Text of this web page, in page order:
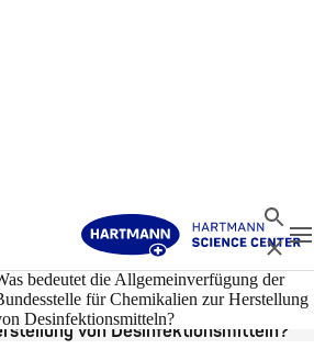
Suche
bedeutet die Allgemeinverfügung der
für Chemikalien zur Herstellung
Desinfektionsmitteln?
31.03.2020
der Bundesstelle für
von Desinfektionsmitteln?